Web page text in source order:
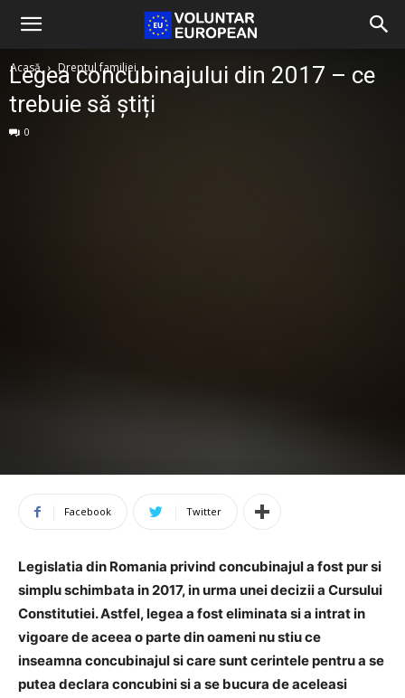
Acasă Dreptul familiei
Legea concubinajului din 2017 – ce
trebuie să știți
0
Facebook Twitter
Legislatia din Romania privind concubinajul a fost pur si
simplu schimbata in 2017, in urma unei decizii a Cursului
Constitutiei. Astfel, legea a fost eliminata si a intrat in
vigoare de aceea o parte din oameni nu stiu ce
inseamna concubinajul si care sunt cerintele pentru a se
putea declara concubini si a se bucura de aceleasi